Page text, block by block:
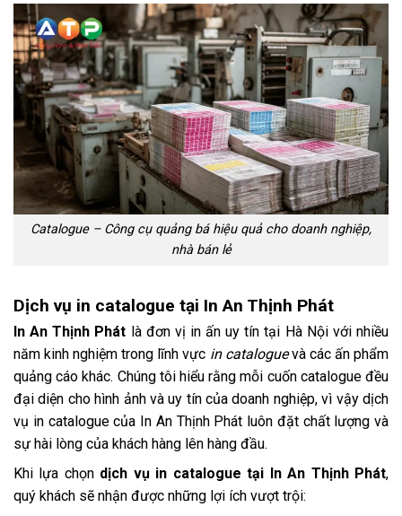
Catalogue – Công cụ quảng bá hiệu quả cho doanh nghiệp,
nhà bán lẻ
Dịch vụ in catalogue tại In An Thịnh Phát
In An Thịnh Phát là đơn vị in ấn uy tín tại Hà Nội với nhiều
năm kinh nghiệm trong lĩnh vực in cataloguevà các ấn phẩm
quảng cáo khác. Chúng tôi hiểu rằng mỗi cuốn catalogue đều
đại diện cho hình ảnh và uy tín của doanh nghiệp, vì vậy dịch
vụ in catalogue của In An Thịnh Phát luôn đặt chất lượng và
sự hài lòng của khách hàng lên hàng đầu.
Khi lựa chọn dịch vụ in catalogue tại In An Thịnh Phát,
quý khách sẽ nhận được những lợi ích vượt trội: